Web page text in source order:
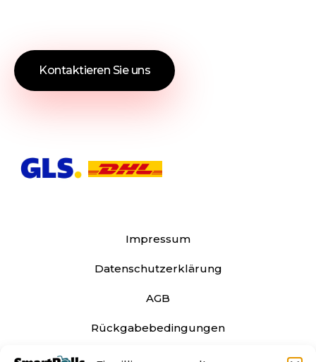
Kontaktieren Sie uns
Impressum
Datenschutzerklärung
AGB
Rückgabebedingungen